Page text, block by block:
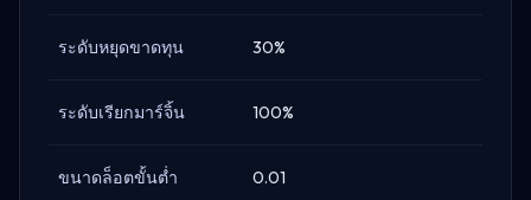
ระดับหยุดขาดทุน 30%
ระดับเรียกมาร์จิ้น 100%
ขนาดล็อตขั้นต่ำ 0.01